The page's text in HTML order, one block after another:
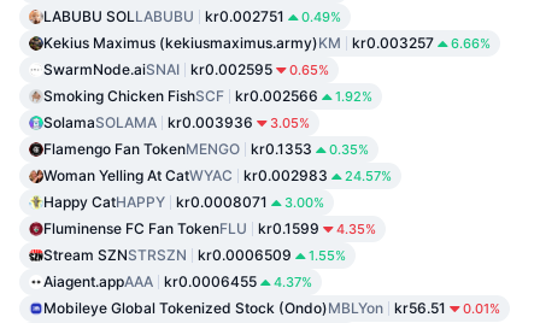
LABUBU SOLLABUBU kr0.002751 0.49%
Kekius Maximus (kekiusmaximus.army)KM kr0.003257 6.66%
SwarmNode.aiSNAI kr0.002595 0.65%
Smoking Chicken FishSCF kr0.002566 1.92%
SolamaSOLAMA kr0.003936 3.05%
Flamengo Fan TokenMENGO kr0.1353 0.35%
Woman Yelling At CatWYAC kr0.002983 24.57%
Happy CatHAPPY kr0.0008071 3.00%
Fluminense FC Fan TokenFLU kr0.1599 4.35%
Stream SZNSTRSZN kr0.0006509 1.55%
Aiagent.appAAA kr0.0006455 4.37%
Mobileye Global Tokenized Stock (Ondo)MBLYon kr56.51 0.01%